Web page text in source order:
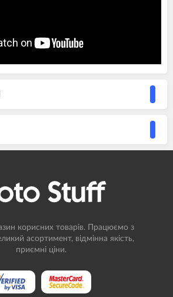
корисних товарів. Працюємо з
асортимент, відмінна якість,
приємні ціни.